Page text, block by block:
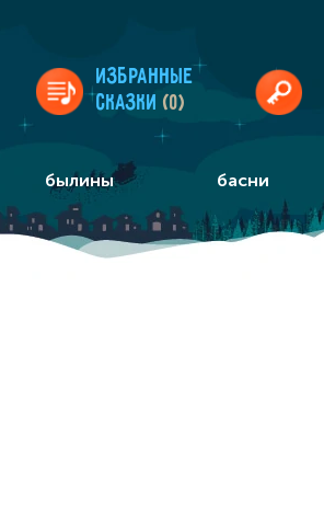
Избранные
сказки (0)
былины басни